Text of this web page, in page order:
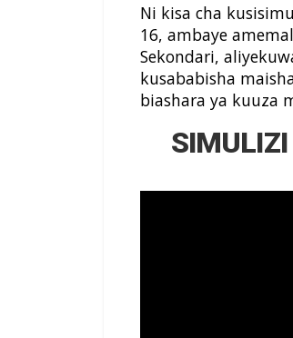
Ni kisa cha
16, ambaye
Sekondari,
kusababisha
biashara ya kuuza